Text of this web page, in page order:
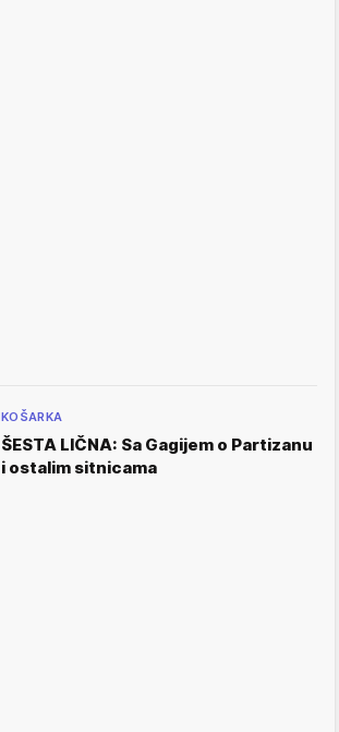
KOŠARKA
ŠESTA LIČNA: Sa Gagijem o Partizanu
i ostalim sitnicama